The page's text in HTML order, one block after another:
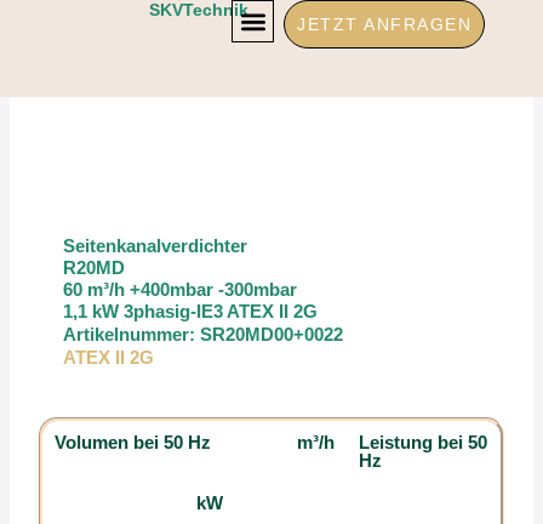
SKVTechnik
JETZT ANFRAGEN
Seitenkanalverdichter
R20MD
60 m³/h +400mbar -300mbar
1,1 kW 3phasig-IE3 ATEX II 2G
Artikelnummer: SR20MD00+0022
ATEX II 2G
Volumen bei 50 Hz m³/h
Leistung bei 50
Hz
kW